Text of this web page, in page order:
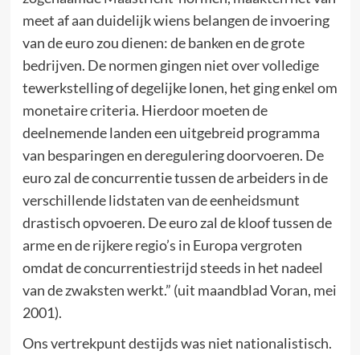
meet af aan duidelijk wiens belangen de invoering
van de euro zou dienen: de banken en de grote
bedrijven. De normen gingen niet over volledige
tewerkstelling of degelijke lonen, het ging enkel om
monetaire criteria. Hierdoor moeten de
deelnemende landen een uitgebreid programma
van besparingen en deregulering doorvoeren. De
euro zal de concurrentie tussen de arbeiders in de
verschillende lidstaten van de eenheidsmunt
drastisch opvoeren. De euro zal de kloof tussen de
arme en de rijkere regio’s in Europa vergroten
omdat de concurrentiestrijd steeds in het nadeel
van de zwaksten werkt.” (uit maandblad Voran, mei
2001).
Ons vertrekpunt destijds was niet nationalistisch.